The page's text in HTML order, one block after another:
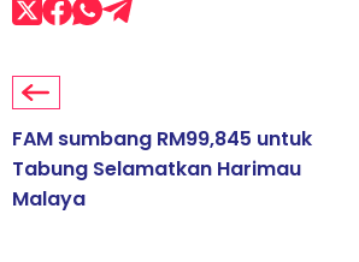
FAM sumbang RM99,845 untuk
Tabung Selamatkan Harimau
Malaya